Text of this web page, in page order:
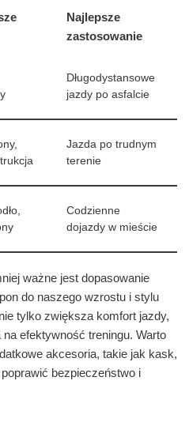
Najlepsze
zastosowanie
Długodystansowe
jazdy po asfalcie
Jazda po trudnym
terenie
Codzienne
dojazdy w mieście
ważne jest dopasowanie
do naszego wzrostu i stylu
tylko zwiększa komfort jazdy,
efektywność treningu. Warto
akcesoria, takie jak kask,
bezpieczeństwo i